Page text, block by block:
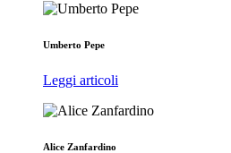
Umberto Pepe
Leggi articoli
Alice Zanfardino